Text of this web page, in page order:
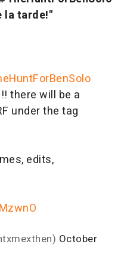
la tarde!"
there will be a
under the tag
edits,
October